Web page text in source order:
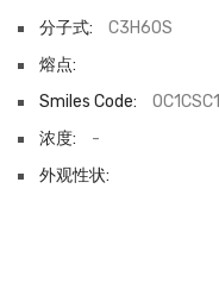
分子式:
C3H6OS
熔点:
Smiles Code:
OC1CSC1
浓度:
-
外观性状: